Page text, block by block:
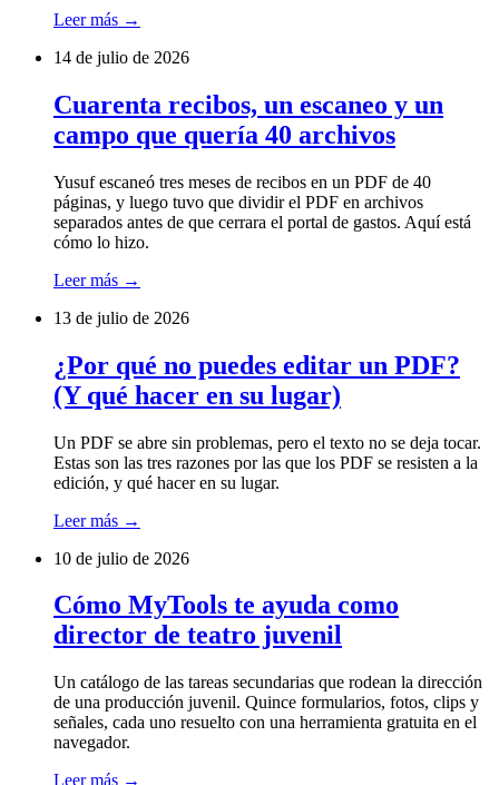
Leer más →
14 de julio de 2026
Cuarenta recibos, un escaneo y un
campo que quería 40 archivos
Yusuf escaneó tres meses de recibos en un PDF de 40
páginas, y luego tuvo que dividir el PDF en archivos
separados antes de que cerrara el portal de gastos. Aquí está
cómo lo hizo.
Leer más →
13 de julio de 2026
¿Por qué no puedes editar un PDF?
(Y qué hacer en su lugar)
Un PDF se abre sin problemas, pero el texto no se deja tocar.
Estas son las tres razones por las que los PDF se resisten a la
edición, y qué hacer en su lugar.
Leer más →
10 de julio de 2026
Cómo MyTools te ayuda como
director de teatro juvenil
Un catálogo de las tareas secundarias que rodean la dirección
de una producción juvenil. Quince formularios, fotos, clips y
señales, cada uno resuelto con una herramienta gratuita en el
navegador.
Leer más →